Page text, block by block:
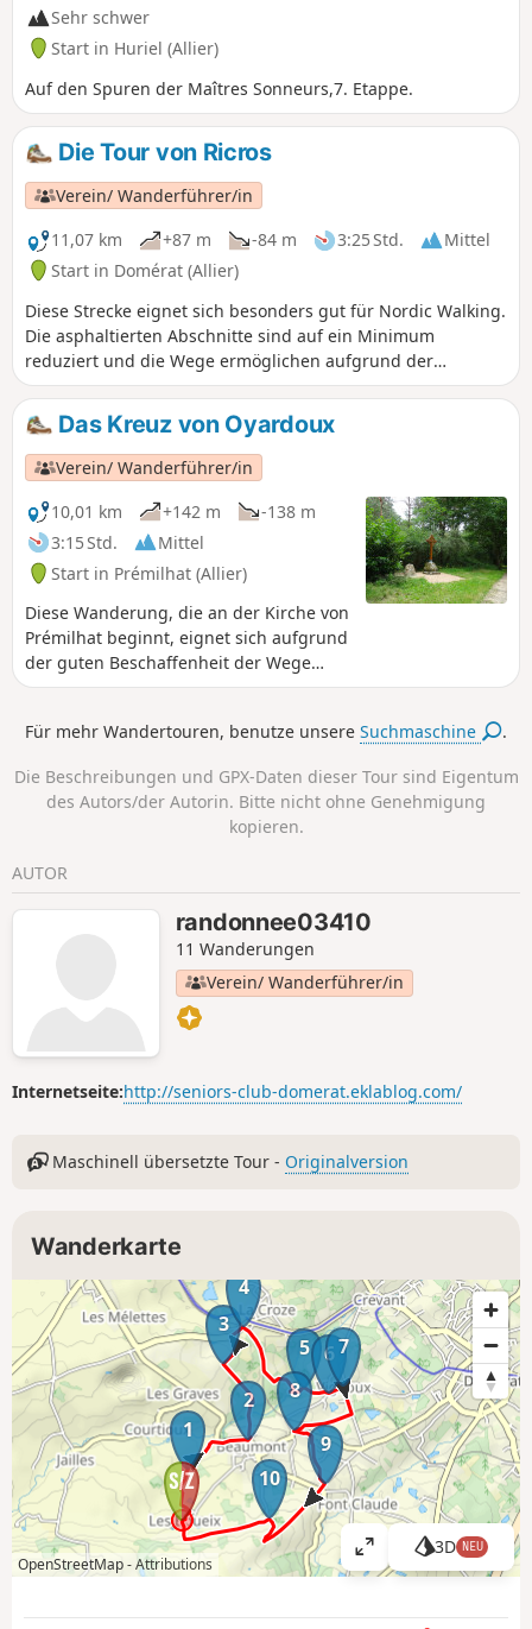
Sehr schwer
Start in Huriel (Allier)
Auf den Spuren der Maîtres Sonneurs,7. Etappe.
Die Tour von Ricros
Verein/ Wanderführer/in
11,07 km
+87 m -84 m 3:25 Std.
Mittel
Start in Domérat (Allier)
Diese Strecke eignet sich besonders gut für Nordic Walking.
Die asphaltierten Abschnitte sind auf ein Minimum
reduziert und die Wege ermöglichen aufgrund der
Beschaffenheit des Belags eine Bewegungsabfolge, die
diese Sportart besonders interessant macht. Außerdem ist
diese Wanderung zu jeder Jahreszeit begehbar. Die Strecke
eignet sich natürlich auch für klassische Wanderungen.
Das Kreuz von Oyardoux
Verein/ Wanderführer/in
10,01 km
+142 m
-138 m
3:15 Std.
Mittel
Start in Prémilhat (Allier)
Diese Wanderung, die an der Kirche von
Prémilhat beginnt, eignet sich aufgrund
der guten Beschaffenheit der Wege
besonders gut für Nordic Walking.
Oyardoux“, das 2013 von Robert Perrot
dreier ehemaliger Diözesen markiert:
Quinssaines, Teillet und Prémilhat.
Für mehr Wandertouren, benutze unsereSuchmaschine .
Die Beschreibungen und GPX-Daten dieser Tour sind Eigentum
des Autors/der Autorin. Bitte nicht ohne Genehmigung
kopieren.
AUTOR
randonnee03410
11 Wanderungen
Verein/ Wanderführer/in
Internetseite:http://seniors-club-domerat.eklablog.com/
Maschinell übersetzte Tour - Originalversion
Wanderkarte
1
2
3
4
5 67
8
9
10
OpenStreetMap -Attributions
K
a
3D NEU